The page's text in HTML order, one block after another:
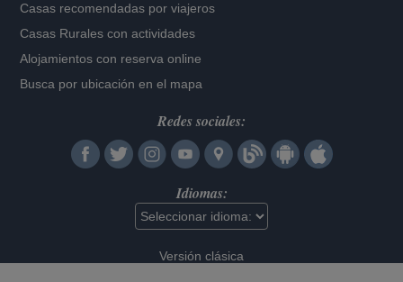
Casas recomendadas por viajeros
Casas Rurales con actividades
Alojamientos con reserva online
Busca por ubicación en el mapa
Redes sociales:
Idiomas:
Versión clásica